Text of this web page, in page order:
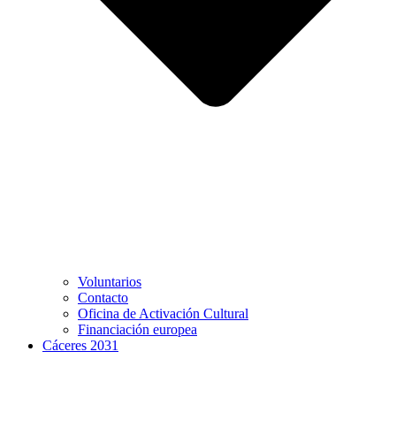
Voluntarios
Contacto
Oficina de Activación Cultural
Financiación europea
Cáceres 2031